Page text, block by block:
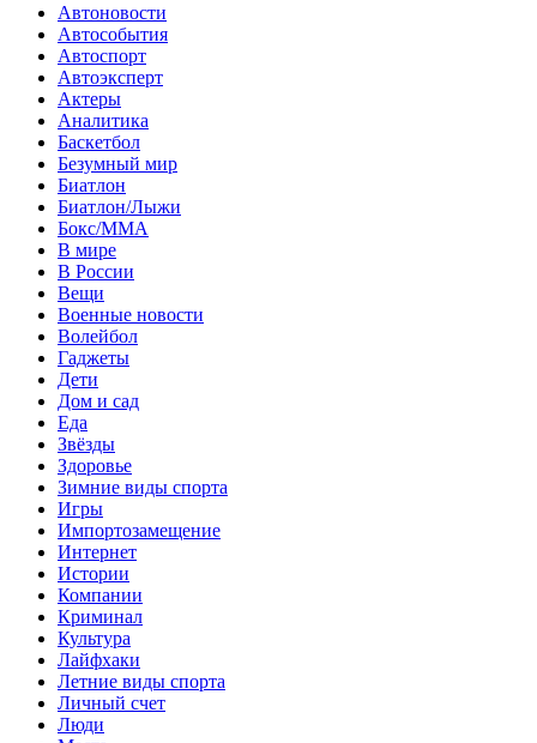
Автоновости
Автособытия
Автоспорт
Автоэксперт
Актеры
Аналитика
Баскетбол
Безумный мир
Биатлон
Биатлон/Лыжи
Бокс/MMA
В мире
В России
Вещи
Военные новости
Волейбол
Гаджеты
Дети
Дом и сад
Еда
Звёзды
Здоровье
Зимние виды спорта
Игры
Импортозамещение
Интернет
Истории
Компании
Криминал
Культура
Лайфхаки
Летние виды спорта
Личный счет
Люди